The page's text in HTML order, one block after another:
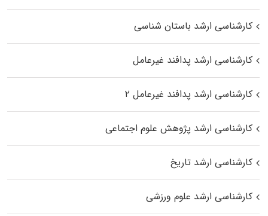
کارشناسی ارشد باستان شناسی
کارشناسی ارشد پدافند غیرعامل
کارشناسی ارشد پدافند غیرعامل ۲
کارشناسی ارشد پژوهش علوم اجتماعی
کارشناسی ارشد تاریخ
کارشناسی ارشد علوم ورزشی